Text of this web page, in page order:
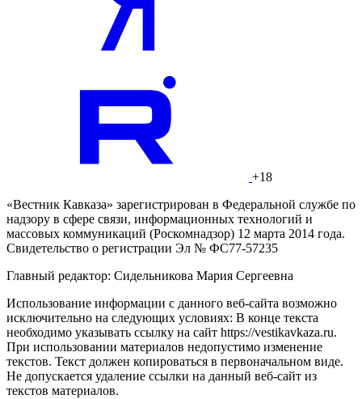
+18
«Вестник Кавказа» зарегистрирован в Федеральной службе по
надзору в сфере связи, информационных технологий и
массовых коммуникаций (Роскомнадзор) 12 марта 2014 года.
Свидетельство о регистрации Эл № ФС77-57235
Главный редактор: Сидельникова Мария Сергеевна
Использование информации с данного веб-сайта возможно
исключительно на следующих условиях: В конце текста
необходимо указывать ссылку на сайт https://vestikavkaza.ru.
При использовании материалов недопустимо изменение
текстов. Текст должен копироваться в первоначальном виде.
Не допускается удаление ссылки на данный веб-сайт из
текстов материалов.